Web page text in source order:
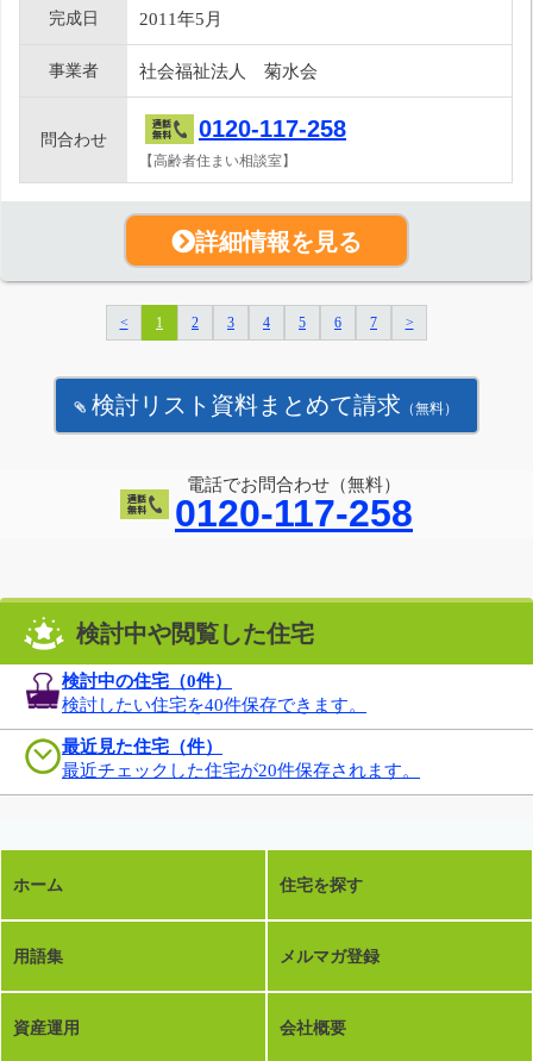
完成日 2011年5月
事業者 社会福祉法人 菊水会
問合わせ 0120-117-258
【高齢者住まい相談室】
詳細情報を見る
< 1 2 3 4 5 6 7 >
検討リスト資料まとめて請求 （無料）
電話でお問合わせ（無料）
0120-117-258
検討中や閲覧した住宅
検討中の住宅（0件）
検討したい住宅を40件保存できます。
最近見た住宅（件）
最近チェックした住宅が20件保存されます。
ホーム 住宅を探す
用語集 メルマガ登録
資産運用 会社概要